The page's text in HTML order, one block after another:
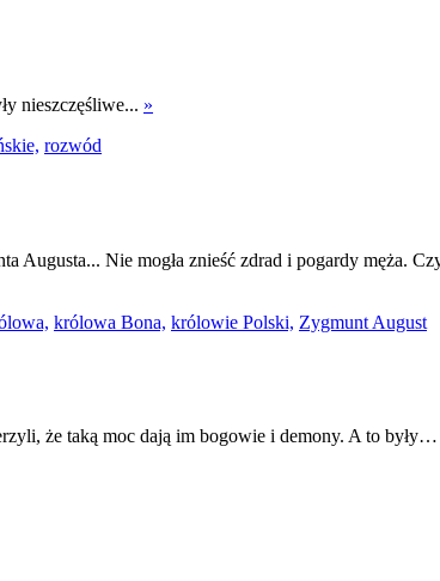
nieszczęśliwe... »
rozwód
Nie mogła znieść zdrad i pogardy męża.
królowa Bona, królowie Polski, Zygmunt August
że taką moc dają im bogowie i demony. A to